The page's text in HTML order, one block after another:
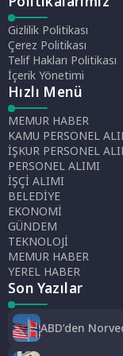
Gizlilik Politikası
Çerez Politikası
Telif Hakları Politikası
İçerik Yönetimi
Hızlı Menü
MEMUR HABER
KAMU PERSONEL
İŞKUR PERSONEL
PERSONEL ALIMI
İŞÇİ ALIMI
BELEDİYE
EKONOMİ
GÜNDEM
TEKNOLOJİ
MEMUR HABER
YEREL HABER
Son Yazılar
ABD’den